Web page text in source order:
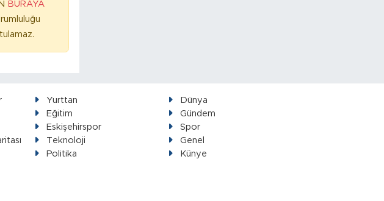
BURAYA
Yurttan
Dünya
Eğitim
Gündem
Eskişehirspor
Spor
Teknoloji
Genel
Politika
Künye